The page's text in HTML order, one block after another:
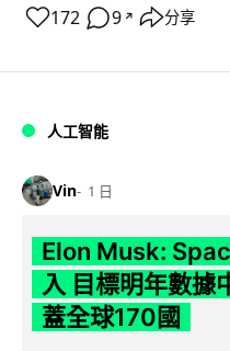
172 9 ↗ 分享
人工智能
Vin 1 日
Elon Musk:
入 目標明年數據
蓋全球170國